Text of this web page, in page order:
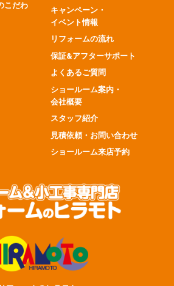
こだわ
キャンペーン・
イベント情報
リフォームの流れ
保証&アフターサポート
よくあるご質問
ショールーム案内・
会社概要
スタッフ紹介
見積依頼・お問い合わせ
ショールーム来店予約